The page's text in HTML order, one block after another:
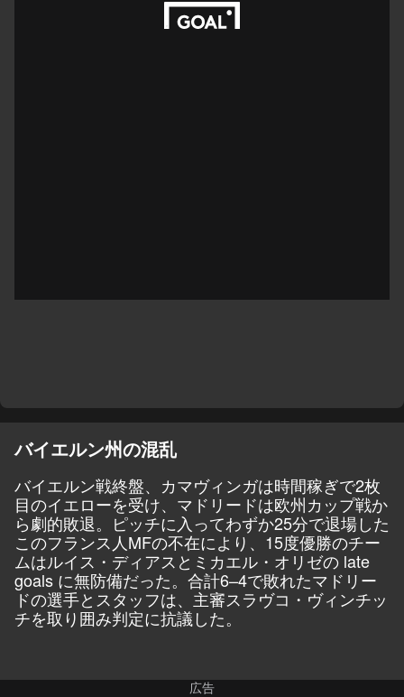
バイエルン州の混乱
バイエルン戦終盤、カマヴィンガは時間稼ぎで2枚
目のイエローを受け、マドリードは欧州カップ戦か
ら劇的敗退。ピッチに入ってわずか25分で退場した
このフランス人MFの不在により、15度優勝のチー
ムはルイス・ディアスとミカエル・オリゼの late
goals に無防備だった。合計6–4で敗れたマドリー
ドの選手とスタッフは、主審スラヴコ・ヴィンチッ
チを取り囲み判定に抗議した。
広告